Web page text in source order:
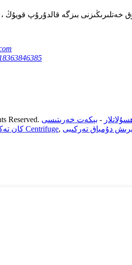
Reserved. - بېكەت خەرىتىسى
كان سېۋەت تىپى Centrifuge, دۇمباق تەركىبى